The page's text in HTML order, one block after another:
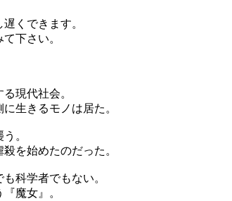
くできます。
下さい。
現代社会。
生きるモノは居た。
。
を始めたのだった。
科学者でもない。
魔女』。